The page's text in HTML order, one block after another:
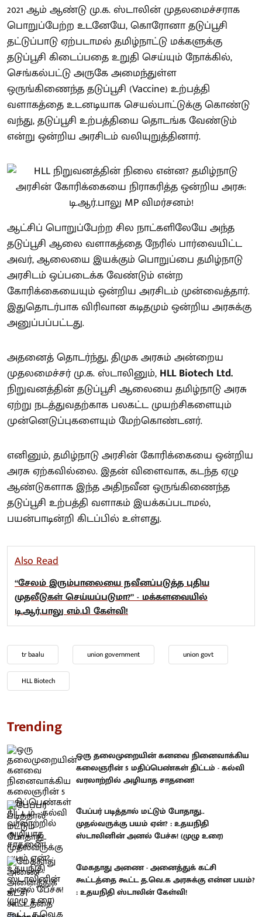
2021 ஆம் ஆண்டு மு.க. ஸ்டாலின் முதலமைச்சராக
பொறுப்பேற்ற உடனேயே, கொரோனா தடுப்பூசி
தட்டுப்பாடு ஏற்படாமல் தமிழ்நாட்டு மக்களுக்கு
தடுப்பூசி கிடைப்பதை உறுதி செய்யும் நோக்கில்,
செங்கல்பட்டு அருகே அமைந்துள்ள
ஒருங்கிணைந்த தடுப்பூசி (Vaccine) உற்பத்தி
வளாகத்தை உடனடியாக செயல்பாட்டுக்கு கொண்டு
வந்து, தடுப்பூசி உற்பத்தியை தொடங்க வேண்டும்
என்று ஒன்றிய அரசிடம் வலியுறுத்தினார்.
ஆட்சிப் பொறுப்பேற்ற சில நாட்களிலேயே அந்த
தடுப்பூசி ஆலை வளாகத்தை நேரில் பார்வையிட்ட
அவர், ஆலையை இயக்கும் பொறுப்பை தமிழ்நாடு
அரசிடம் ஒப்படைக்க வேண்டும் என்ற
கோரிக்கையையும் ஒன்றிய அரசிடம் முன்வைத்தார்.
இதுதொடர்பாக விரிவான கடிதமும் ஒன்றிய அரசுக்கு
அனுப்பப்பட்டது.
அதனைத் தொடர்ந்து, திமுக அரசும் அன்றைய
முதலமைச்சர் மு.க. ஸ்டாலினும், HLL Biotech Ltd.
நிறுவனத்தின் தடுப்பூசி ஆலையை தமிழ்நாடு அரசு
ஏற்று நடத்துவதற்காக பலகட்ட முயற்சிகளையும்
முன்னெடுப்புகளையும் மேற்கொண்டனர்.
எனினும், தமிழ்நாடு அரசின் கோரிக்கையை ஒன்றிய
அரசு ஏற்கவில்லை. இதன் விளைவாக, கடந்த ஏழு
ஆண்டுகளாக இந்த அதிநவீன ஒருங்கிணைந்த
தடுப்பூசி உற்பத்தி வளாகம் இயக்கப்படாமல்,
பயன்பாடின்றி கிடப்பில் உள்ளது.
Also Read
“சேலம் இரும்பாலையை நவீனப்படுத்த புதிய
முதலீடுகள் செய்யப்படுமா?” - மக்களவையில்
டி.ஆர்.பாலு எம்.பி கேள்வி!
tr baalu union government union govt
HLL Biotech
Trending
ஒரு தலைமுறையின் கனவை நினைவாக்கிய
கலைஞரின் 5 மதிப்பெண்கள் திட்டம் - கல்வி
வரலாற்றில் அழியாத சாதனை!
பேப்பர் படித்தால் மட்டும் போதாது..
முதல்வருக்கு பயம் ஏன்? : உதயநிதி
ஸ்டாலினின் அனல் பேச்சு! (முழு உரை)
மேகதாது அணை - அனைத்துக் கட்சி
கூட்டத்தை கூட்ட த.வெ.க அரசுக்கு என்ன பயம்?
: உதயநிதி ஸ்டாலின் கேள்வி!